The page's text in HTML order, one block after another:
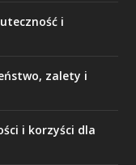
i
zalety i
i korzyści dla